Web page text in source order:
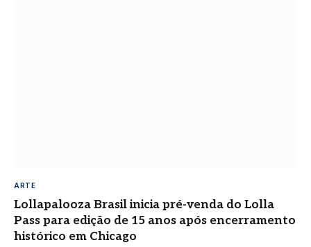
ARTE
Lollapalooza Brasil inicia pré-venda do Lolla
Pass para edição de 15 anos após encerramento
histórico em Chicago